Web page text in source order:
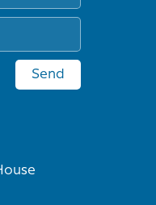
Send